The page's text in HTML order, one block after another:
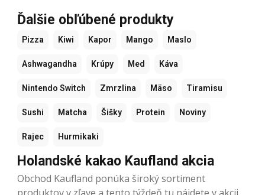
Ďalšie obľúbené produkty
Pizza Kiwi Kapor Mango Maslo
Ashwagandha Krúpy Med Káva
Nintendo Switch Zmrzlina Mäso Tiramisu
Sushi Matcha Šišky Protein Noviny
Rajec Hurmikaki
Holandské kakao Kaufland akcia
Obchod Kaufland ponúka široký sortiment